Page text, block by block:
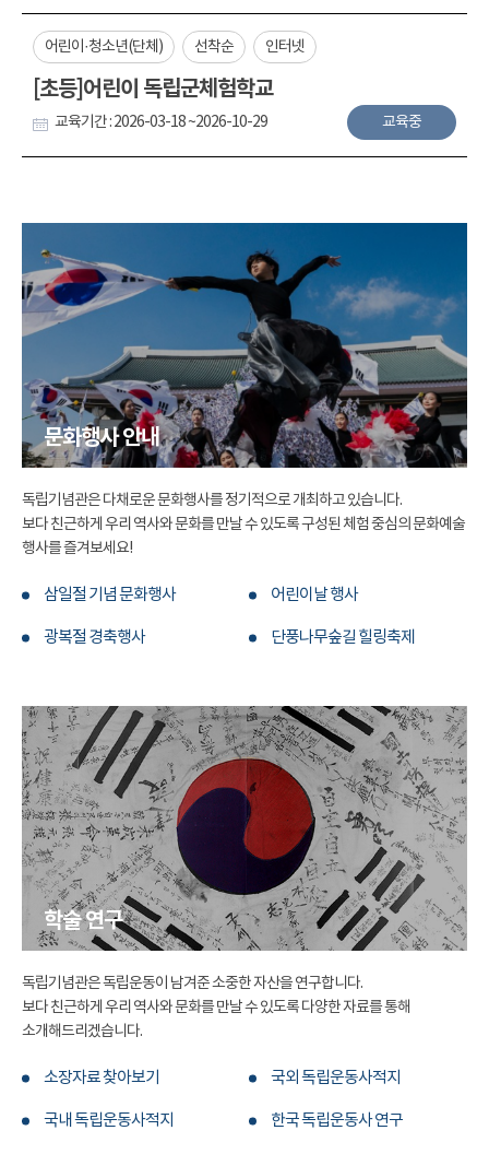
어린이·청소년(단체) 선착순 인터넷
[초등]어린이 독립군체험학교
교육기간 : 2026-03-18 ~2026-10-29 교육중
문화행사 안내
독립기념관은 다채로운 문화행사를 정기적으로 개최하고 있습니다.
보다 친근하게 우리 역사와 문화를 만날 수 있도록 구성된 체험 중심의 문화예술
행사를 즐겨보세요!
삼일절 기념 문화행사 어린이날 행사
광복절 경축행사 단풍나무숲길 힐링축제
학술 연구
독립기념관은 독립운동이 남겨준 소중한 자산을 연구합니다.
보다 친근하게 우리 역사와 문화를 만날 수 있도록 다양한 자료를 통해
소개해드리겠습니다.
소장자료 찾아보기 국외 독립운동사적지
국내 독립운동사적지 한국 독립운동사 연구